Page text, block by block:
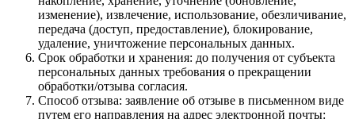
изменение), извлечение, использование, обезличивание,
передача (доступ, предоставление), блокирование,
удаление, уничтожение персональных данных.
Срок обработки и хранения: до получения от субъекта
персональных данных требования о прекращении
обработки/отзыва согласия.
Способ отзыва: заявление об отзыве в письменном виде
путем его направления на адрес электронной почты: